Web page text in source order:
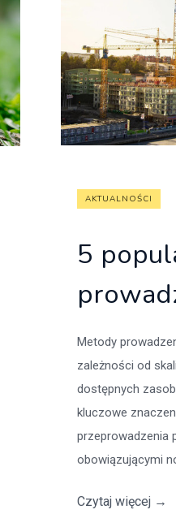
produktów dla architekta
AKTUALNOŚCI
5
Metody
zależności od
dostępnych
kluczowe
przeprowadzenia
obowiązującymi
Czytaj więcej →